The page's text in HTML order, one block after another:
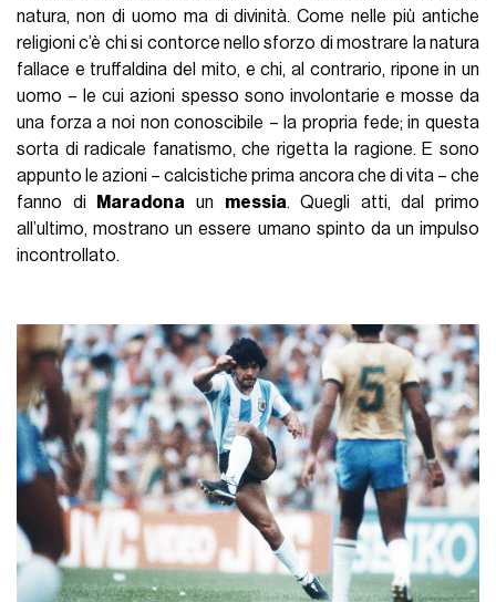
natura, non di uomo ma di divinità. Come nelle più antiche
religioni c’è chi si contorce nello sforzo di mostrare la natura
fallace e truffaldina del mito, e chi, al contrario, ripone in un
uomo – le cui azioni spesso sono involontarie e mosse da
una forza a noi non conoscibile – la propria fede; in questa
sorta di radicale fanatismo, che rigetta la ragione. E sono
appunto le azioni – calcistiche prima ancora che di vita – che
fanno di
Maradona un messia. Quegli atti, dal primo
all’ultimo, mostrano un essere umano spinto da un impulso
incontrollato.